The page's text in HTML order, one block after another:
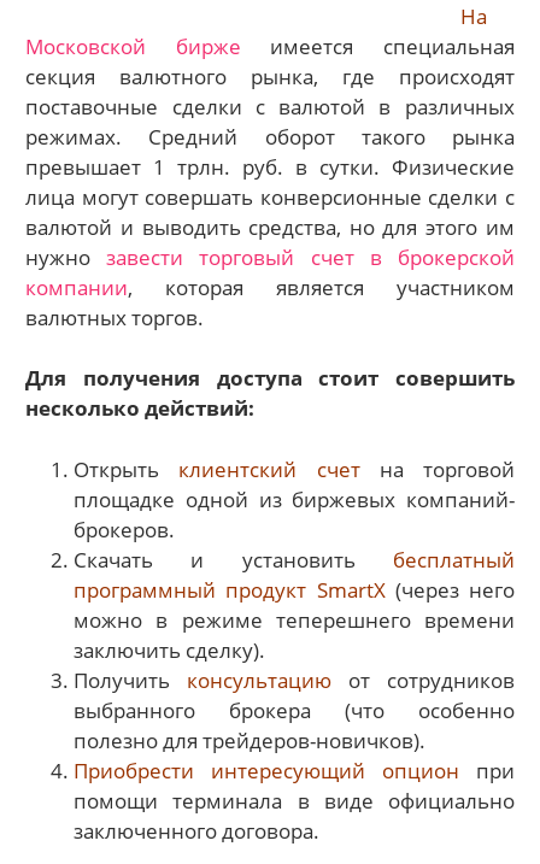
На
Московской бирже имеется специальная
секция валютного рынка, где происходят
поставочные сделки с валютой в различных
режимах. Средний оборот такого рынка
превышает 1 трлн. руб. в сутки. Физические
лица могут совершать конверсионные сделки с
валютой и выводить средства, но для этого им
нужнозавести торговый счет в брокерской
компании, которая является участником
валютных торгов.
Для получения доступа стоит совершить
несколько действий:
Открыть клиентский счетна торговой
площадке одной из биржевых компаний-
брокеров.
Скачать и установить бесплатный
программный продукт SmartX(через него
можно в режиме теперешнего времени
заключить сделку).
Получить консультацию от сотрудников
выбранного брокера (что особенно
полезно для трейдеров-новичков).
Приобрести интересующий опцион при
помощи терминала в виде официально
заключенного договора.